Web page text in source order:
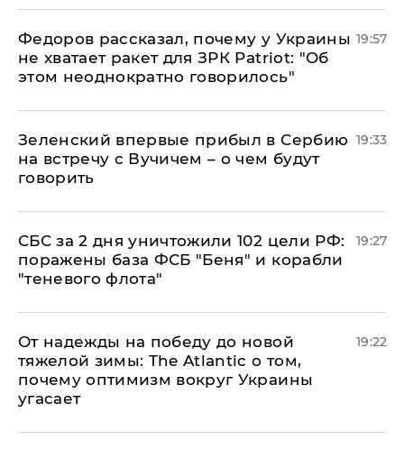
Федоров рассказал, почему у Украины
не хватает ракет для ЗРК Patriot: "Об
этом неоднократно говорилось"
19:57
Зеленский впервые прибыл в Сербию
на встречу с Вучичем – о чем будут
говорить
19:33
СБС за 2 дня уничтожили 102 цели РФ:
поражены база ФСБ "Беня" и корабли
"теневого флота"
19:27
От надежды на победу до новой
тяжелой зимы: The Atlantic о том,
почему оптимизм вокруг Украины
угасает
19:22